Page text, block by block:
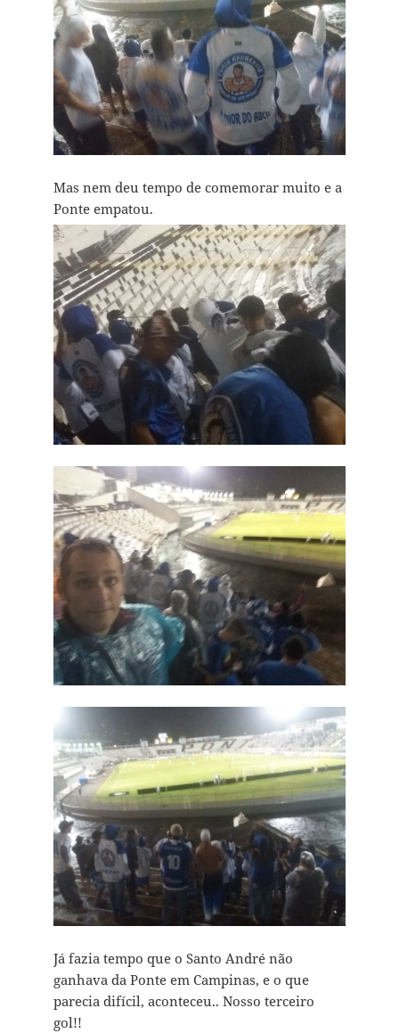
Mas nem deu tempo de comemorar muito e a
Ponte empatou.
Já fazia tempo que o Santo André não
ganhava da Ponte em Campinas, e o que
parecia difícil, aconteceu.. Nosso terceiro
gol!!